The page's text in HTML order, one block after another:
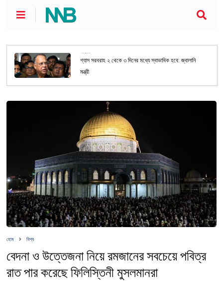
গ্যাস সরবরাহ ২ থেকে ৩ দিনের মধ্যে স্বাভাবিক হবে: জ্বালানি
মন্ত্রী
হোম বিশ্ব
বেদনা ও উত্তেজনা নিয়ে রমজানের সবচেয়ে পবিত্র
রাত পার করেছে ফিলিস্তিনী মুসলমানরা